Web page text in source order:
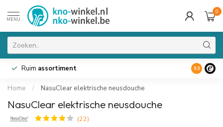
MENU
0
Ruim assortiment 9.3
Home / NasuClear elektrische neusdouche
NasuClear elektrische neusdouche
(22)